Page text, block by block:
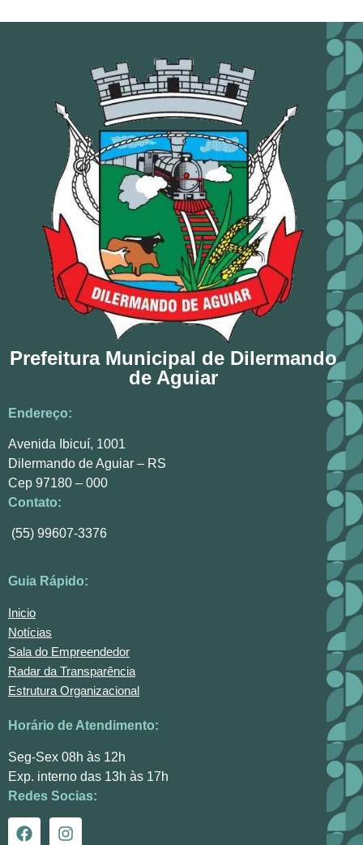
Prefeitura Municipal de Dilermando
de Aguiar
Endereço:
Avenida Ibicuí, 1001
Dilermando de Aguiar – RS
Cep 97180 – 000
Contato:
(55) 99607-3376
Guia Rápido:
Inicio
Notícias
Sala do Empreendedor
Radar da Transparência
Estrutura Organizacional
Horário de Atendimento:
Seg-Sex 08h às 12h
Exp. interno das 13h às 17h
Redes Socias: